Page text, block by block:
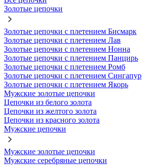
Золотые цепочки
Золотые цепочки с плетением Бисмарк
Золотые цепочки с плетением Лав
Золотые цепочки с плетением Нонна
Золотые цепочки с плетением Панцирь
Золотые цепочки с плетением Ромб
Золотые цепочки с плетением Сингапур
Золотые цепочки с плетением Якорь
Мужские золотые цепочки
Цепочки из белого золота
Цепочки из желтого золота
Цепочки из красного золота
Мужские цепочки
Мужские золотые цепочки
Мужские серебряные цепочки